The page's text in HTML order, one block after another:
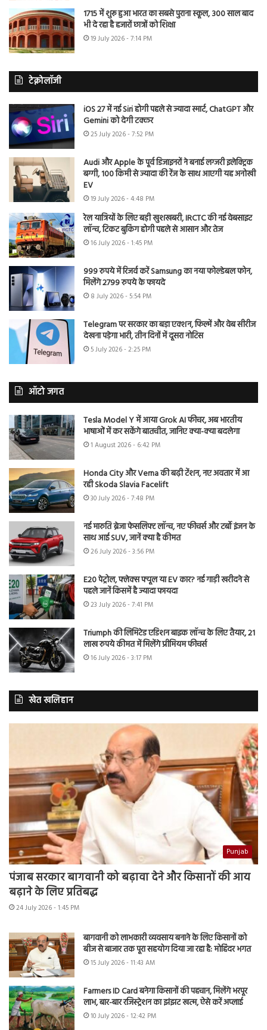
1715 में शुरू हुआ भारत का सबसे पुराना स्कूल, 300 साल बाद
भी दे रहा है हजारों छात्रों को शिक्षा
19 July 2026 - 7:14 PM
टेक्नोलॉजी
iOS 27 में नई Siri होगी पहले से ज्यादा स्मार्ट, ChatGPT और
Gemini को देगी टक्कर
25 July 2026 - 7:52 PM
Audi और Apple के पूर्व डिजाइनरों ने बनाई लग्जरी इलेक्ट्रिक
बग्गी, 100 किमी से ज्यादा की रेंज के साथ आएगी यह अनोखी
EV
19 July 2026 - 4:48 PM
रेल यात्रियों के लिए बड़ी खुशखबरी, IRCTC की नई वेबसाइट
लॉन्च, टिकट बुकिंग होगी पहले से आसान और तेज
16 July 2026 - 1:45 PM
999 रुपये में रिजर्व करें Samsung का नया फोल्डेबल फोन,
मिलेंगे 2799 रुपये के फायदे
8 July 2026 - 5:54 PM
Telegram पर सरकार का बड़ा एक्शन, फिल्में और वेब सीरीज
देखना पड़ेगा भारी, तीन दिनों में दूसरा नोटिस
5 July 2026 - 2:25 PM
ऑटो जगत
Tesla Model Y में आया Grok AI फीचर, अब भारतीय
भाषाओं में कर सकेंगे बातचीत, जानिए क्या-क्या बदलेगा
1 August 2026 - 6:42 PM
Honda City और Verna की बढ़ी टेंशन, नए अवतार में आ
रही Skoda Slavia Facelift
30 July 2026 - 7:48 PM
नई मारुति ब्रेजा फेसलिफ्ट लॉन्च, नए फीचर्स और टर्बो इंजन के
साथ आई SUV, जानें क्या है कीमत
26 July 2026 - 3:56 PM
E20 पेट्रोल, फ्लेक्स फ्यूल या EV कार? नई गाड़ी खरीदने से
पहले जानें किसमें है ज्यादा फायदा
23 July 2026 - 7:41 PM
Triumph की लिमिटेड एडिशन बाइक लॉन्च के लिए तैयार, 21
लाख रुपये कीमत में मिलेंगे प्रीमियम फीचर्स
16 July 2026 - 3:17 PM
खेत खलिहान
Punjab
पंजाब सरकार बागवानी को बढ़ावा देने और किसानों की आय
बढ़ाने के लिए प्रतिबद्ध
24 July 2026 - 1:45 PM
बागवानी को लाभकारी व्यवसाय बनाने के लिए किसानों को
बीज से बाजार तक पूरा सहयोग दिया जा रहा है: मोहिंदर भगत
15 July 2026 - 11:43 AM
Farmers ID Card बनेगा किसानों की पहचान, मिलेंगे भरपूर
लाभ, बार-बार रजिस्ट्रेशन का झंझट खत्म, ऐसे करें अप्लाई
10 July 2026 - 12:42 PM